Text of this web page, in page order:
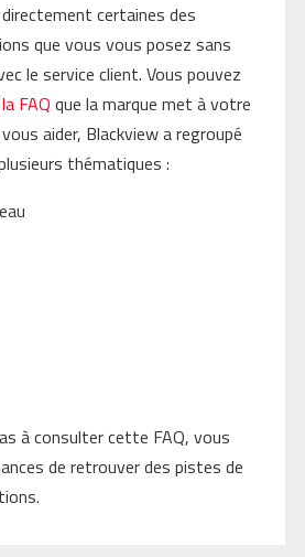
certaines des
que vous vous posez sans
le service client. Vous pouvez
FAQ que la marque met à votre
aider, Blackview a regroupé
thématiques :
à consulter cette FAQ, vous
de retrouver des pistes de